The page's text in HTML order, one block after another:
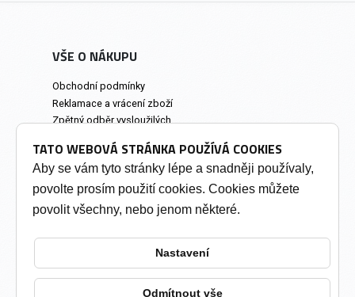
VŠE O NÁKUPU
Obchodní podmínky
Reklamace a vrácení zboží
Zpětný odběr vysloužilých
Prodejna a osobní odběr
INFORMACE
Změnit nastavení cookies
TATO WEBOVÁ STRÁNKA POUŽÍVÁ COOKIES
Aby se vám tyto stránky lépe a snadněji používaly,
povolte prosím použití cookies. Cookies můžete
povolit všechny, nebo jenom některé.
Nastavení
Odmítnout vše